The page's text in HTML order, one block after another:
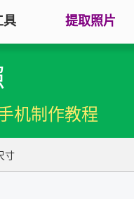
特色服务专区
具
化一键搞定
图片改分辨
提取照片
机制作教程
寸